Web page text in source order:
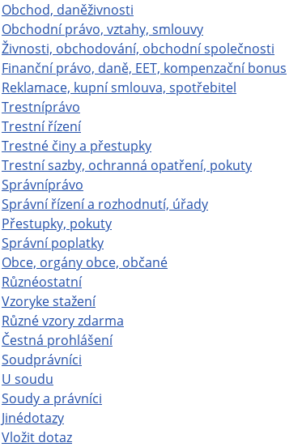
Obchod, daněživnosti
Obchodní právo, vztahy, smlouvy
Živnosti, obchodování, obchodní společnosti
Finanční právo, daně, EET, kompenzační bonus
Reklamace, kupní smlouva, spotřebitel
Trestníprávo
Trestní řízení
Trestné činy a přestupky
Trestní sazby, ochranná opatření, pokuty
Správníprávo
Správní řízení a rozhodnutí, úřady
Přestupky, pokuty
Správní poplatky
Obce, orgány obce, občané
Různéostatní
Vzoryke stažení
Různé vzory zdarma
Čestná prohlášení
Soudprávníci
U soudu
Soudy a právníci
Jinédotazy
Vložit dotaz